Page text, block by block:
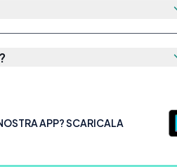
?
APP? SCARICALA